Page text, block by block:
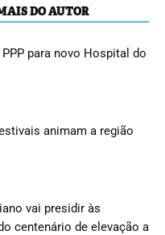
DO AUTOR
para novo Hospital do
animam a região
vai presidir às
centenário de elevação a